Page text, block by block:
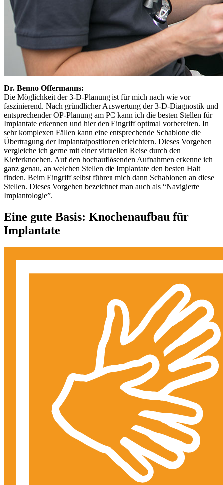
Dr. Benno Offermanns:
Die Möglichkeit der 3-D-Planung ist für mich nach wie vor
faszinierend. Nach gründlicher Auswertung der 3-D-Diagnostik und
entsprechender OP-Planung am PC kann ich die besten Stellen für
Implantate erkennen und hier den Eingriff optimal vorbereiten. In
sehr komplexen Fällen kann eine entsprechende Schablone die
Übertragung der Implantatpositionen erleichtern. Dieses Vorgehen
vergleiche ich gerne mit einer virtuellen Reise durch den
Kieferknochen. Auf den hochauflösenden Aufnahmen erkenne ich
ganz genau, an welchen Stellen die Implantate den besten Halt
finden. Beim Eingriff selbst führen mich dann Schablonen an diese
Stellen. Dieses Vorgehen bezeichnet man auch als “Navigierte
Implantologie”.
Eine gute Basis: Knochenaufbau für
Implantate